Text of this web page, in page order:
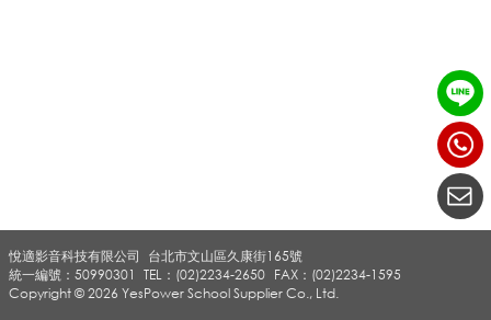
覽
悅適影音科技有限公司
TEL：(02)2234-2650 FAX：(02)2234-1595
台北市文山區久康街165號
統一編號：50990301
Copyright © 2026 YesPower School Supplier Co., Ltd.